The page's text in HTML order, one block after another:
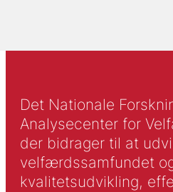
Det Nationale
Analysecenter for
der bidrager til at
velfærdssamfundet
kvalitetsudvikling,